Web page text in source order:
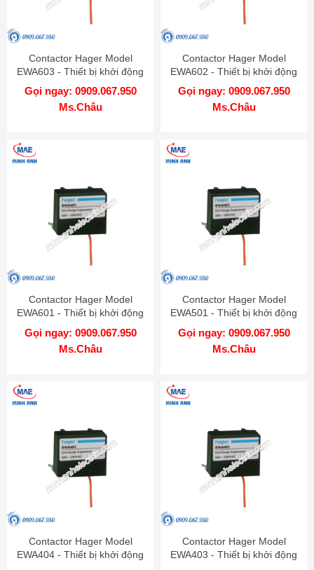
Contactor Hager Model
EWA603 - Thiết bị khởi động
từ
Gọi ngay: 0909.067.950
Ms.Châu
Contactor Hager Model
EWA602 - Thiết bị khởi động
từ
Gọi ngay: 0909.067.950
Ms.Châu
Contactor Hager Model
EWA601 - Thiết bị khởi động
từ
Gọi ngay: 0909.067.950
Ms.Châu
Contactor Hager Model
EWA501 - Thiết bị khởi động
từ
Gọi ngay: 0909.067.950
Ms.Châu
Contactor Hager Model
EWA404 - Thiết bị khởi động
Contactor Hager Model
EWA403 - Thiết bị khởi động